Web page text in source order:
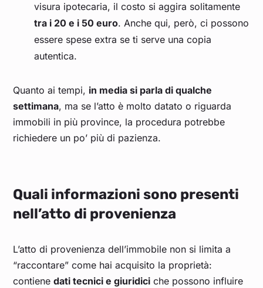
visura ipotecaria, il costo si aggira solitamente
tra i 20 e i 50 euro. Anche qui, però, ci possono
essere spese extra se ti serve una copia
autentica.
Quanto ai tempi, in media si parla di qualche
settimana, ma se l’atto è molto datato o riguarda
immobili in più province, la procedura potrebbe
richiedere un po’ più di pazienza.
Quali informazioni sono presenti
nell’atto di provenienza
L’atto di provenienza dell’immobile non si limita a
“raccontare” come hai acquisito la proprietà:
contienedati tecnici e giuridici che possono influire